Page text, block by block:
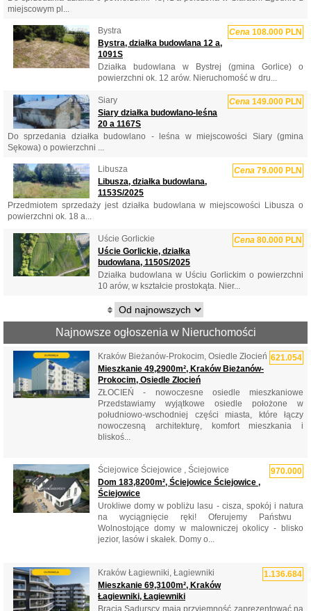
miejscowym pl...
Bystra Cena 108.000 PLN
Bystra, działka budowlana 12 a,
1091S
Działka budowlana w Bystrej (gmina Gorlice) o
powierzchni ok. 12 arów. Nieruchomość w dru...
Siary Cena 149.000 PLN
Siary działka budowlano-leśna
20 a 1167S
Do sprzedania działka budowlano - leśna w miejscowości Siary (gmina
Sękowa) o powierzchni ...
Libusza Cena 79.000 PLN
Libusza, działka budowlana,
1153S/2025
Przedmiotem sprzedaży jest działka budowlana w miejscowości Libusza o
powierzchni ok. 18 a...
Uście Gorlickie Cena 80.000 PLN
Uście Gorlickie, działka
budowlana, 1150S/2025
Działka budowlana w Uściu Gorlickim o powierzchni
10 arów, w kształcie prostokąta. Nier...
Najnowsze ogłoszenia w Nieruchomości
621.054
Kraków Bieżanów-Prokocim, Osiedle Złocień
Mieszkanie 49,2900m², Kraków Bieżanów-
Prokocim, Osiedle Złocień
ZŁOCIEŃ - nowoczesne osiedle mieszkaniowe
Przedstawiamy wyjątkowe osiedle położone w
południowo-wschodniej części miasta, które łączy
nowoczesną architekturę, komfort mieszkania i
bliskoś...
970.000
Ściejowice Ściejowice , Ściejowice
Dom 183,8200m², Ściejowice Ściejowice ,
Ściejowice
Urokliwe domy w pobliżu lasu - cisza, spokój i natura
na wyciągnięcie ręki! Oferujemy Państwu ​​
Wolnostojące domy w malowniczej okolicy - blisko
jezior, lasów i skałek. Domy o...
1.136.684
Kraków Łagiewniki, Łagiewniki
Mieszkanie 69,3100m², Kraków
Łagiewniki, Łagiewniki
Bracia Sadurscy mają przyjemność zaprezentować na